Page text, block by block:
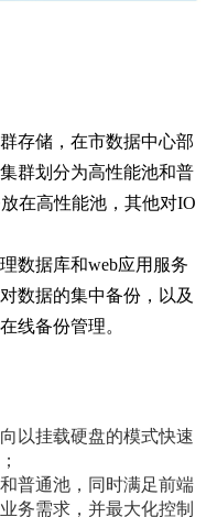
存储，在市数据中心部
群划分为高性能池和普
在高性能池，其他对IO
数据库和web应用服务
数据的集中备份，以及
线备份管理。
以挂载硬盘的模式快速
普通池，同时满足前端
务需求，并最大化控制